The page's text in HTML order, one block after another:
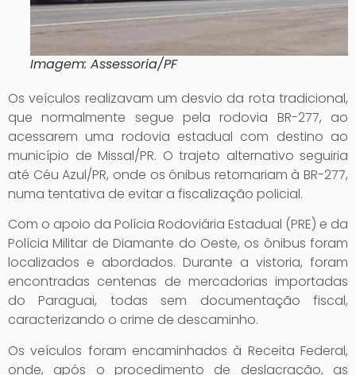
Imagem: Assessoria/PF
Os veículos realizavam um desvio da rota tradicional,
que normalmente segue pela rodovia BR-277, ao
acessarem uma rodovia estadual com destino ao
município de Missal/PR. O trajeto alternativo seguiria
até Céu Azul/PR, onde os ônibus retornariam à BR-277,
numa tentativa de evitar a fiscalização policial.
Com o apoio da Polícia Rodoviária Estadual (PRE) e da
Polícia Militar de Diamante do Oeste, os ônibus foram
localizados e abordados. Durante a vistoria, foram
encontradas centenas de mercadorias importadas
do Paraguai, todas sem documentação fiscal,
caracterizando o crime de descaminho.
Os veículos foram encaminhados à Receita Federal,
onde, após o procedimento de deslacração, as